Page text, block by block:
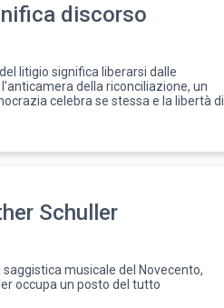
discorso
litigio significa liberarsi dalle
della riconciliazione, un
celebra se stessa e la libertà di
Schuller
musicale del Novecento,
occupa un posto del tutto